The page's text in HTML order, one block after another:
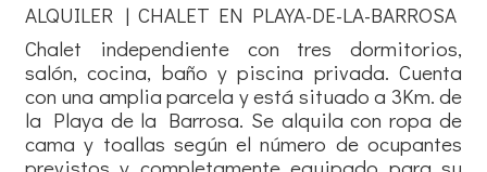
ALQUILER | CHALET EN PLAYA-DE-LA-BARROSA
Chalet independiente con tres dormitorios,
salón, cocina, baño y piscina privada. Cuenta
con una amplia parcela y está situado a 3Km. de
la Playa de la Barrosa. Se alquila con ropa de
cama y toallas según el número de ocupantes